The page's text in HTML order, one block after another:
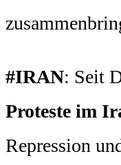
#IRAN: Seit
Proteste im
Repression